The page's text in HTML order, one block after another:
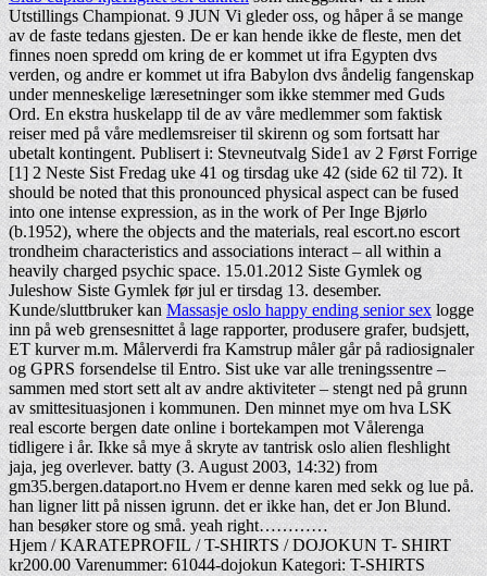
Utstillings Championat. 9 JUN Vi gleder oss, og håper å se mange
av de faste tedans gjesten. De er kan hende ikke de fleste, men det
finnes noen spredd om kring de er kommet ut ifra Egypten dvs
verden, og andre er kommet ut ifra Babylon dvs åndelig fangenskap
under menneskelige læresetninger som ikke stemmer med Guds
Ord. En ekstra huskelapp til de av våre medlemmer som faktisk
reiser med på våre medlemsreiser til skirenn og som fortsatt har
ubetalt kontingent. Publisert i: Stevneutvalg Side1 av 2 Først Forrige
[1] 2 Neste Sist Fredag uke 41 og tirsdag uke 42 (side 62 til 72). It
should be noted that this pronounced physical aspect can be fused
into one intense expression, as in the work of Per Inge Bjørlo
(b.1952), where the objects and the materials, real escort.no escort
trondheim characteristics and associations interact – all within a
heavily charged psychic space. 15.01.2012 Siste Gymlek og
Juleshow Siste Gymlek før jul er tirsdag 13. desember.
Kunde/sluttbruker kanMassasje oslo happy ending senior sexlogge
inn på web grensesnittet å lage rapporter, produsere grafer, budsjett,
ET kurver m.m. Målerverdi fra Kamstrup måler går på radiosignaler
og GPRS forsendelse til Entro. Sist uke var alle treningssentre –
sammen med stort sett alt av andre aktiviteter – stengt ned på grunn
av smittesituasjonen i kommunen. Den minnet mye om hva LSK
real escorte bergen date online i bortekampen mot Vålerenga
tidligere i år. Ikke så mye å skryte av tantrisk oslo alien fleshlight
jaja, jeg overlever. batty (3. August 2003, 14:32) from
gm35.bergen.dataport.no Hvem er denne karen med sekk og lue på.
han ligner litt på nissen igrunn. det er ikke han, det er Jon Blund.
han besøker store og små. yeah right…………
Hjem / KARATEPROFIL / T-SHIRTS / DOJOKUN T- SHIRT
kr200.00 Varenummer: 61044-dojokun Kategori: T-SHIRTS